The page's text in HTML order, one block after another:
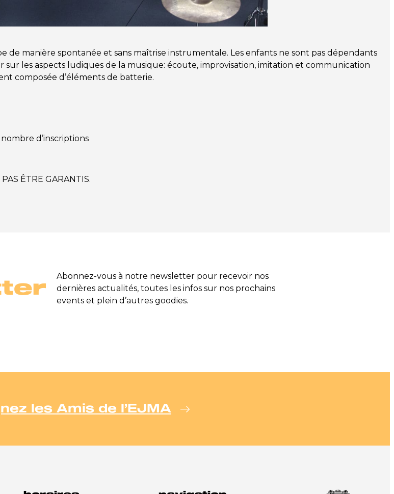
de manière spontanée et sans maîtrise instrumentale. Les enfants ne sont pas dépendants
les aspects ludiques de la musique: écoute, improvisation, imitation et communication
composée d’éléments de batterie.
nombre d’inscriptions
ÊTRE GARANTIS.
Abonnez-vous à notre newsletter pour recevoir nos
dernières actualités, toutes les infos sur nos prochains
events et plein d’autres goodies.
les Amis de l’EJMA